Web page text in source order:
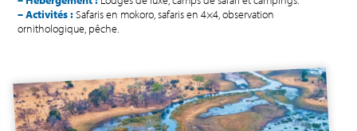
– Activités :Safaris en mokoro, safaris en 4×4, observation
ornithologique, pêche.